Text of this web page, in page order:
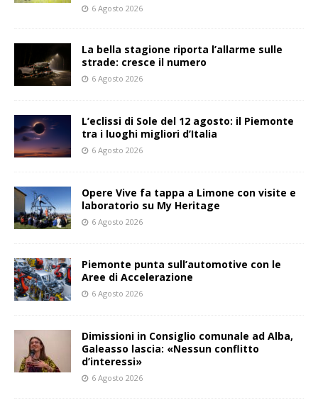
6 Agosto 2026
La bella stagione riporta l’allarme sulle
strade: cresce il numero
6 Agosto 2026
L’eclissi di Sole del 12 agosto: il Piemonte
tra i luoghi migliori d’Italia
6 Agosto 2026
Opere Vive fa tappa a Limone con visite e
laboratorio su My Heritage
6 Agosto 2026
Piemonte punta sull’automotive con le
Aree di Accelerazione
6 Agosto 2026
Dimissioni in Consiglio comunale ad Alba,
Galeasso lascia: «Nessun conflitto
d’interessi»
6 Agosto 2026